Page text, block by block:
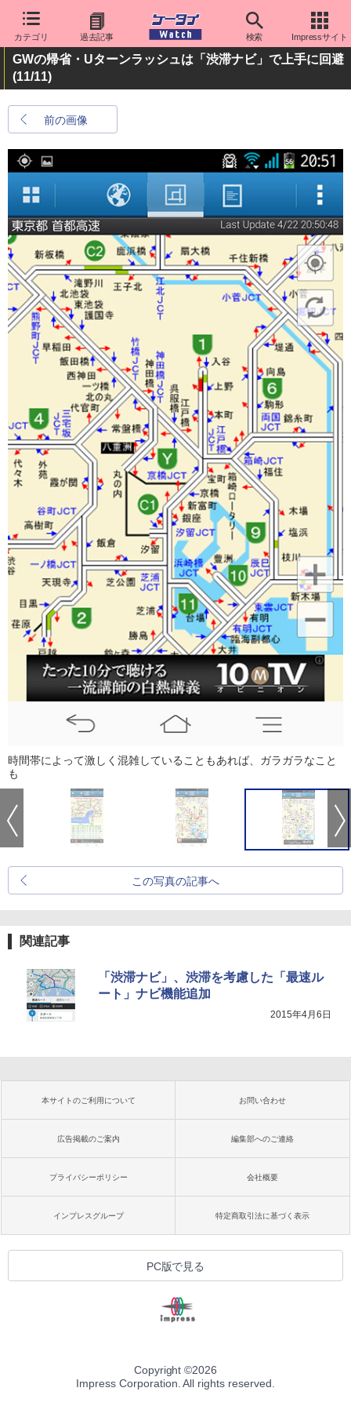
カテゴリ 過去記事 検索 Impressサイト
GWの帰省・Uターンラッシュは「渋滞ナビ」で上手に回避
(11/11)
前の画像
時間帯によって激しく混雑していることもあれば、ガラガラなこと
も
この写真の記事へ
関連記事
「渋滞ナビ」、渋滞を考慮した「最速ル
ート」ナビ機能追加
2015年4月6日
本サイトのご利用について お問い合わせ
広告掲載のご案内 編集部へのご連絡
プライバシーポリシー 会社概要
インプレスグループ 特定商取引法に基づく表示
PC版で見る
Copyright ©2026
Impress Corporation. All rights reserved.